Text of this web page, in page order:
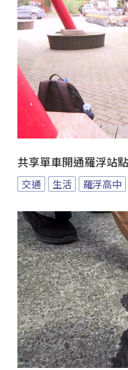
共享單車開通羅浮站
交通 生活 羅浮高中